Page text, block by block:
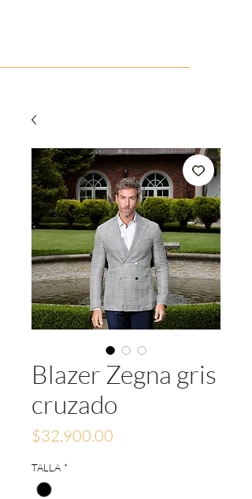
Blazer Zegna gris
cruzado
$32,900.00
TALLA *